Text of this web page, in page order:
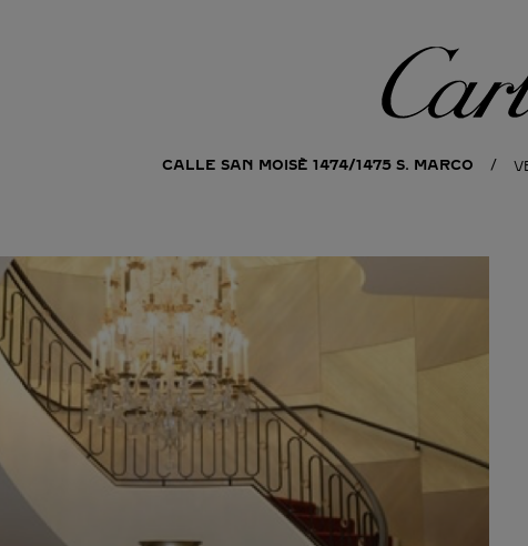
CALLE SAN MOISÈ 1474/1475 S. MARCO